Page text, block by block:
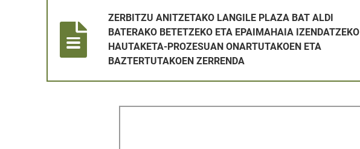
ZERBITZU ANITZETAKO LANGILE PLAZA BAT ALDI
BATERAKO BETETZEKO ETA EPAIMAHAIA IZENDATZEKO
HAUTAKETA-PROZESUAN ONARTUTAKOEN ETA
BAZTERTUTAKOEN ZERRENDA